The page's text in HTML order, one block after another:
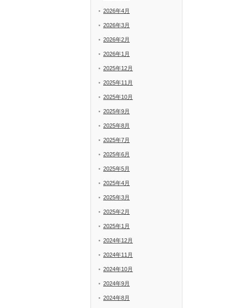
2026年4月
2026年3月
2026年2月
2026年1月
2025年12月
2025年11月
2025年10月
2025年9月
2025年8月
2025年7月
2025年6月
2025年5月
2025年4月
2025年3月
2025年2月
2025年1月
2024年12月
2024年11月
2024年10月
2024年9月
2024年8月